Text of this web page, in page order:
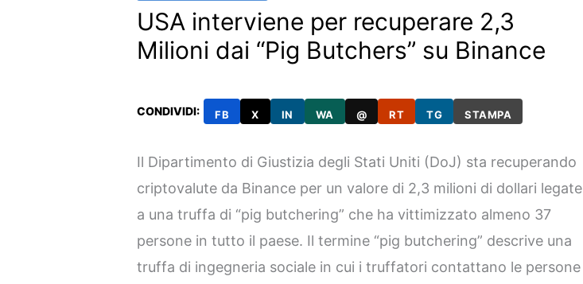
USA interviene per recuperare 2,3
Milioni dai “Pig Butchers” su Binance
CONDIVIDI: FB X IN WA @ RT TG STAMPA
Il Dipartimento di Giustizia degli Stati Uniti (DoJ) sta recuperando
criptovalute da Binance per un valore di 2,3 milioni di dollari legate
a una truffa di “pig butchering” che ha vittimizzato almeno 37
persone in tutto il paese. Il termine “pig butchering” descrive una
truffa di ingegneria sociale in cui i truffatori contattano le persone